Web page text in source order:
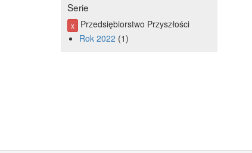
Serie
x
Przedsiębiorstwo Przyszłości
Rok 2022 1